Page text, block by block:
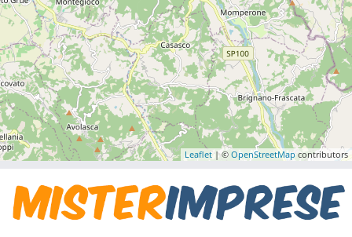
Leaflet | © OpenStreetMap contributors